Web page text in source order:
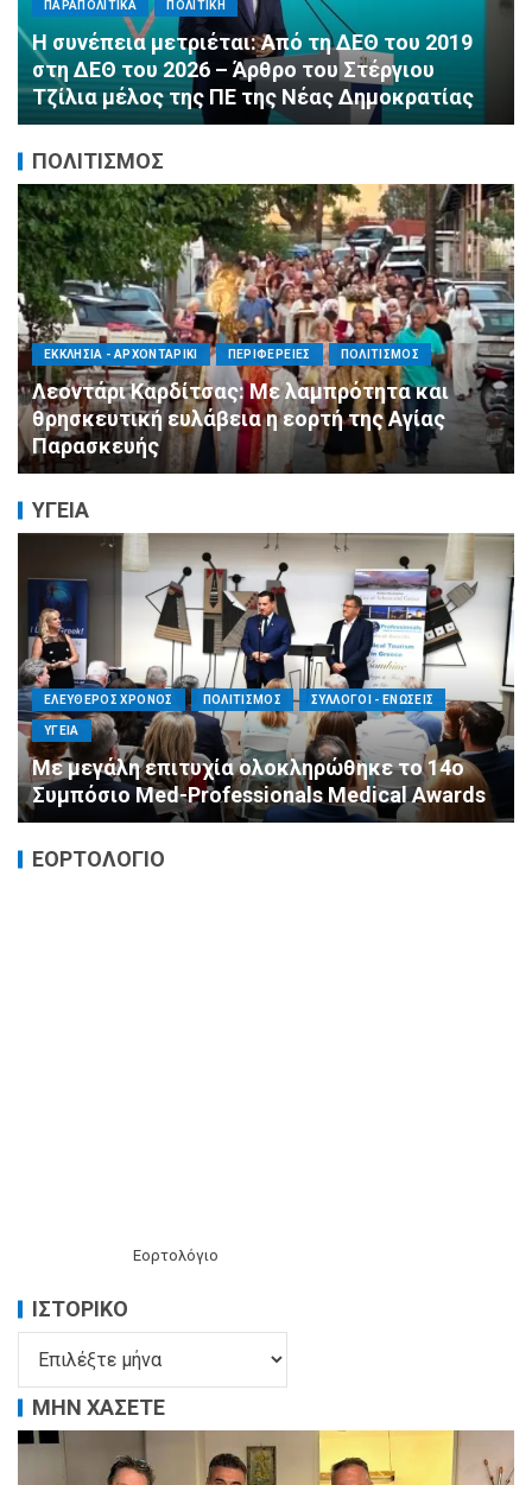
Αλληλεγγύη χωρίς σύνορα: 1.500
εμφιαλωμένα νερά για τους πυροσβέστες στα
Μέγαρα από τη ΔΕΕΠ Α’ Αθηνών ΝΔ και τη 2η
ΔΗΜ.Τ.Ο.
ΠΟΛΙΤΙΣΜΟΣ
ΑΓΙΟΣ ΔΗΜΗΤΡΙΟΣ ΠΟΛΙΤΙΣΜΟΣ ΣΥΛΛΟΓΟΙ - ΕΝΩΣΕΙΣ
Η Εθελοντική Δράση Αγίου Δημητρίου στο
πλευρό των πυρόπληκτων συμπολιτών μας
ΥΓΕΙΑ
ΕΛΕΥΘΕΡΟΣ ΧΡΟΝΟΣ ΟΙΚΟΝΟΜΙΑ ΥΓΕΙΑ
Καταστροφικές δαπάνες υγείας και η
αντιμετώπισή τους
ΕΟΡΤΟΛΟΓΙΟ
Εορτολόγιο
ΙΣΤΟΡΙΚΌ
ΜΗΝ ΧΑΣΕΤΕ